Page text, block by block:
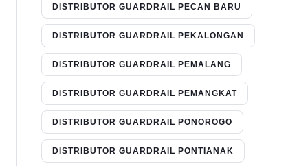
DISTRIBUTOR GUARDRAIL PECAN BARU
DISTRIBUTOR GUARDRAIL PEKALONGAN
DISTRIBUTOR GUARDRAIL PEMALANG
DISTRIBUTOR GUARDRAIL PEMANGKAT
DISTRIBUTOR GUARDRAIL PONOROGO
DISTRIBUTOR GUARDRAIL PONTIANAK